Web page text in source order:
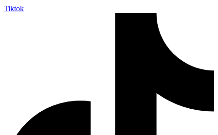
Tiktok